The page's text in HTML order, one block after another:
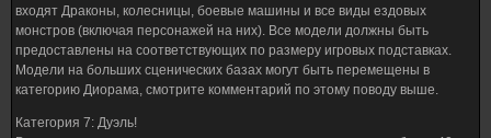
входят Драконы, колесницы, боевые машины и все виды ездовых
монстров (включая персонажей на них). Все модели должны быть
предоставлены на соответствующих по размеру игровых подставках.
Модели на больших сценических базах могут быть перемещены в
категорию Диорама, смотрите комментарий по этому поводу выше.
Категория 7: Дуэль!